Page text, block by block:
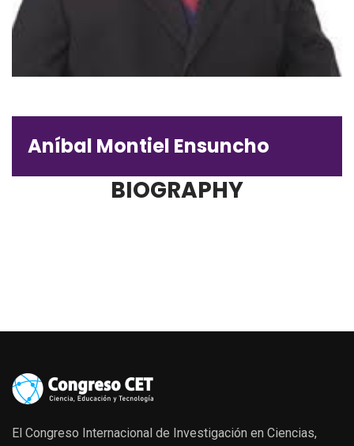
Aníbal Montiel Ensuncho
BIOGRAPHY
El Congreso Internacional de Investigación en Ciencias,